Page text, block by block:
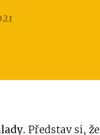
Představ si,